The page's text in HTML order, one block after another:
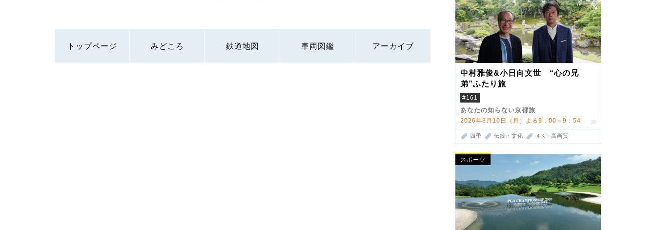
中村雅俊&小日向文世 “心の兄
弟”ふたり旅
#161
あなたの知らない京都旅
2026年8月10日（月）よる9：00～9：54
四季 伝統・文化 ４K・高画質
スポーツ
トップページ みどころ 鉄道地図 車両図鑑 アーカイブ